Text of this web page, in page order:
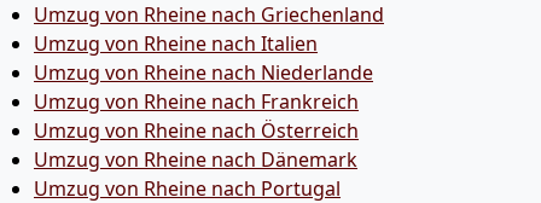
Umzug von Rheine nach Griechenland
Umzug von Rheine nach Italien
Umzug von Rheine nach Niederlande
Umzug von Rheine nach Frankreich
Umzug von Rheine nach Österreich
Umzug von Rheine nach Dänemark
Umzug von Rheine nach Portugal